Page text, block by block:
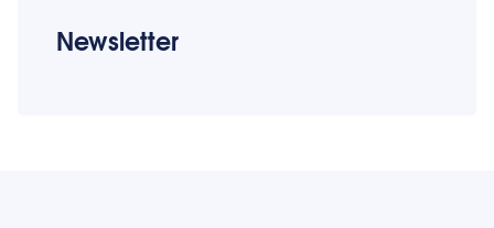
Newsletter